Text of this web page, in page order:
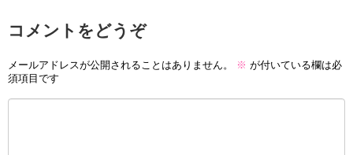
コメントをどうぞ
メールアドレスが公開されることはありません。 ※ が付いている欄は必
須項目です